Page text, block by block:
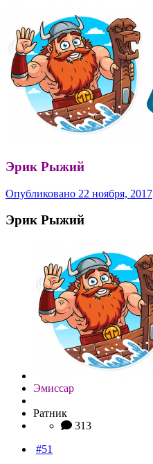
Эрик Рыжий
Опубликовано 22 ноября, 2017
Эрик Рыжий
Эмиссар
Ратник
313
#51